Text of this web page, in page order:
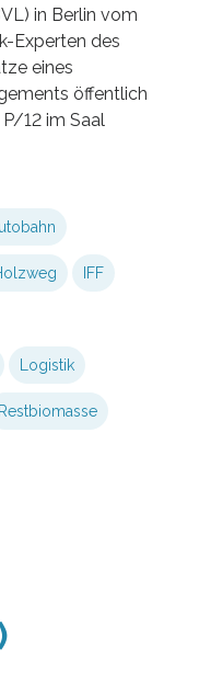
in Berlin vom
Experten des
eines
öffentlich
12 im Saal
IFF
Logistik
Restbiomasse